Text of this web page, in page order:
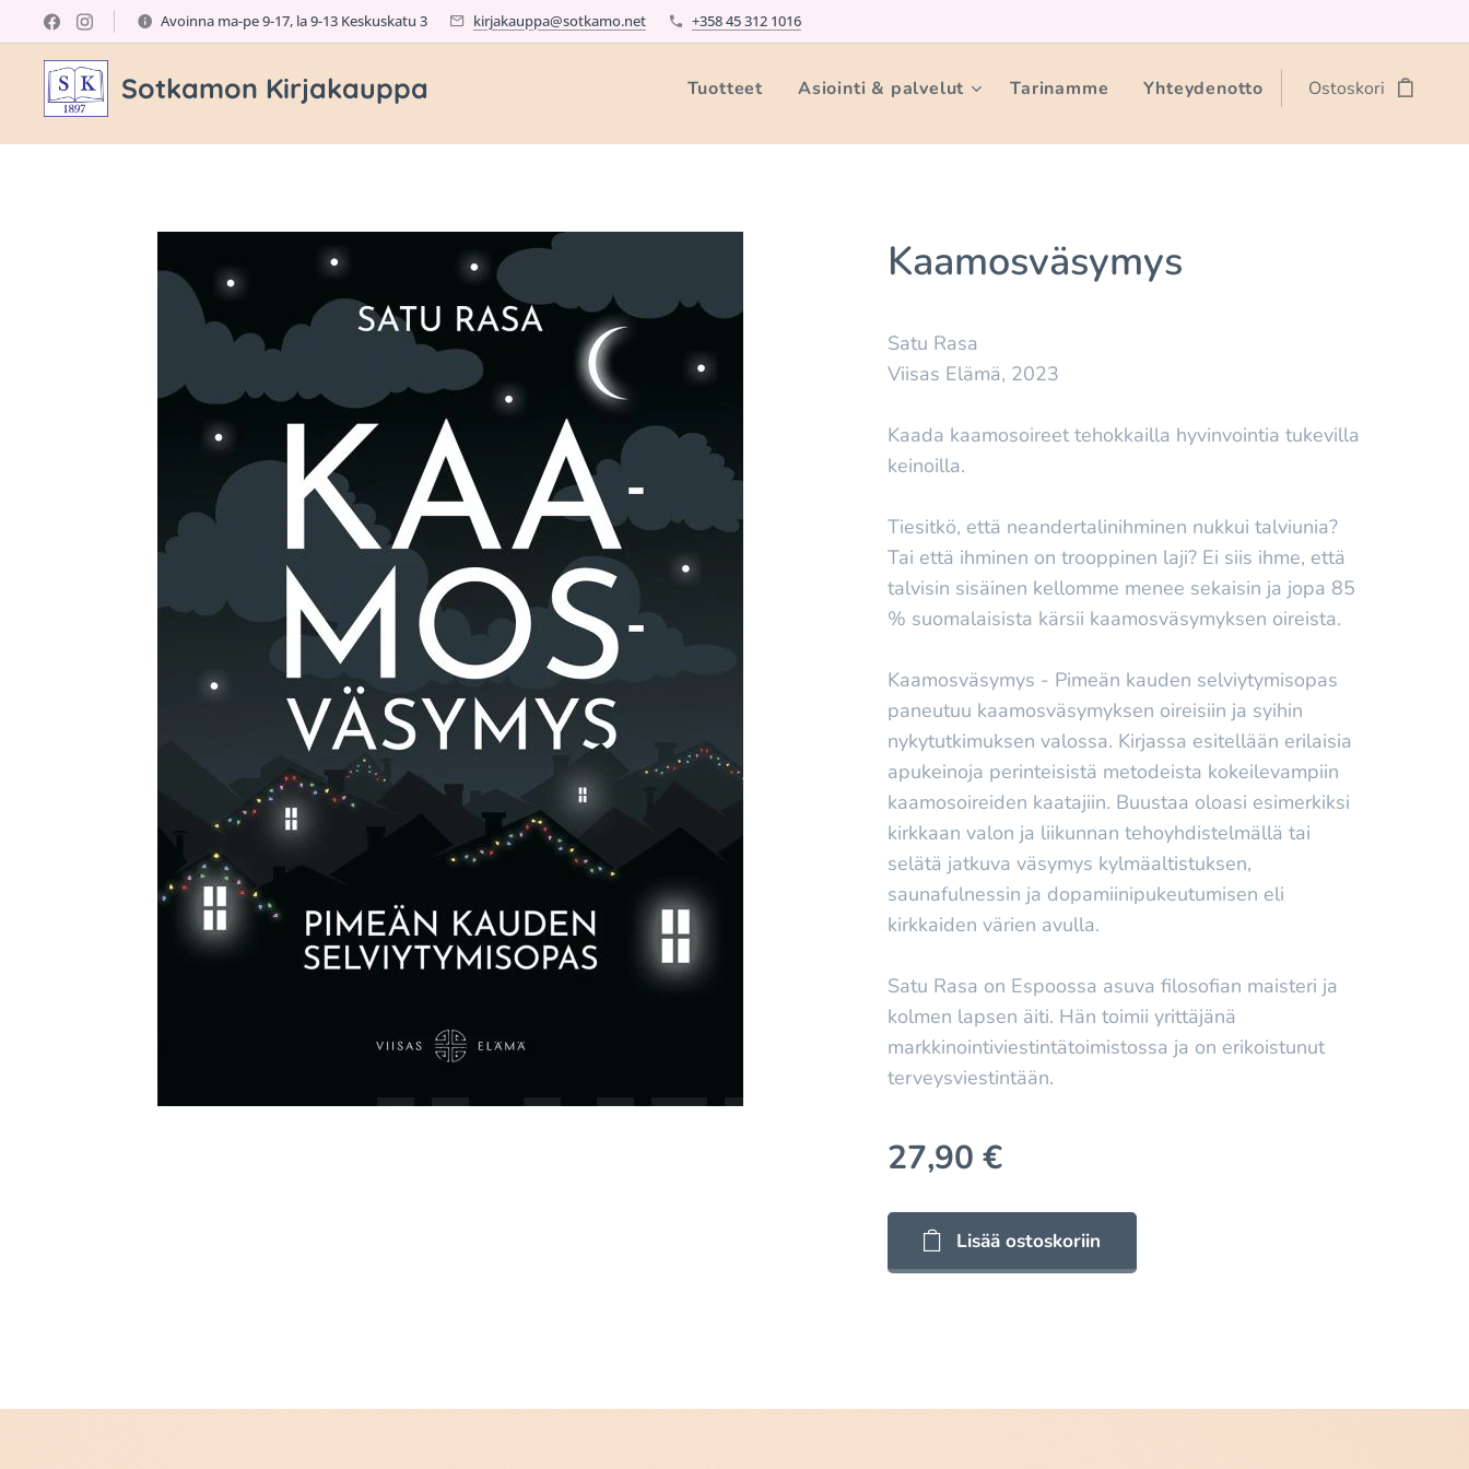
Avoinna ma-pe 9-17, la 9-13 Keskuskatu 3 kirjakauppa@sotkamo.net +358 45 312 1016
Sotkamon Kirjakauppa Tuotteet Asiointi & palvelut Tarinamme Yhteydenotto Ostoskori
Kaamosväsymys
Satu Rasa
Viisas Elämä, 2023
Kaada kaamosoireet tehokkailla hyvinvointia tukevilla
keinoilla.
Tiesitkö, että neandertalinihminen nukkui talviunia?
Tai että ihminen on trooppinen laji? Ei siis ihme, että
talvisin sisäinen kellomme menee sekaisin ja jopa 85
% suomalaisista kärsii kaamosväsymyksen oireista.
Kaamosväsymys - Pimeän kauden selviytymisopas
paneutuu kaamosväsymyksen oireisiin ja syihin
nykytutkimuksen valossa. Kirjassa esitellään erilaisia
apukeinoja perinteisistä metodeista kokeilevampiin
kaamosoireiden kaatajiin. Buustaa oloasi esimerkiksi
kirkkaan valon ja liikunnan tehoyhdistelmällä tai
selätä jatkuva väsymys kylmäaltistuksen,
saunafulnessin ja dopamiinipukeutumisen eli
kirkkaiden värien avulla.
Satu Rasa on Espoossa asuva filosofian maisteri ja
kolmen lapsen äiti. Hän toimii yrittäjänä
markkinointiviestintätoimistossa ja on erikoistunut
terveysviestintään.
27,90 €
Lisää ostoskoriin